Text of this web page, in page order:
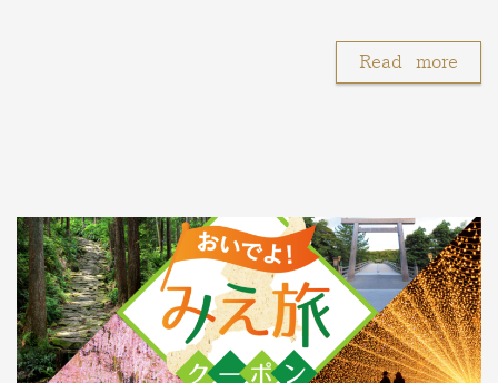
Read more